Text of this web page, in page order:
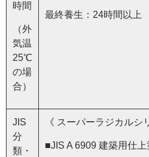
時間
（外
気温
25℃
の場
合）
最終養生：24時間以上
JIS
分
類・
《 スーパーラジカルシ
■JIS A 6909 建築用仕上